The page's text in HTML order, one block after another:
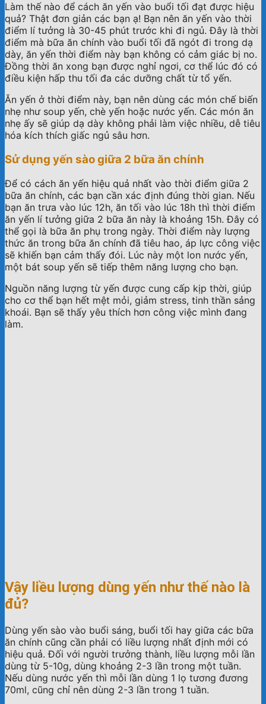
Làm thế nào để cách ăn yến vào buổi tối đạt được hiệu
quả? Thật đơn giản các bạn ạ! Bạn nên ăn yến vào thời
điểm lí tưởng là 30-45 phút trước khi đi ngủ. Đây là thời
điểm mà bữa ăn chính vào buổi tối đã ngót đi trong dạ
dày, ăn yến thời điểm này bạn không có cảm giác bị no.
Đồng thời ăn xong bạn được nghỉ ngơi, cơ thể lúc đó có
điều kiện hấp thu tối đa các dưỡng chất từ tổ yến.
Ăn yến ở thời điểm này, bạn nên dùng các món chế biến
nhẹ như soup yến, chè yến hoặc nước yến. Các món ăn
nhẹ ấy sẽ giúp dạ dày không phải làm việc nhiều, dễ tiêu
hóa kích thích giấc ngủ sâu hơn.
Sử dụng yến sào giữa 2 bữa ăn chính
Để có cách ăn yến hiệu quả nhất vào thời điểm giữa 2
bữa ăn chính, các bạn cần xác định đúng thời gian. Nếu
bạn ăn trưa vào lúc 12h, ăn tối vào lúc 18h thì thời điểm
ăn yến lí tưởng giữa 2 bữa ăn này là khoảng 15h. Đây có
thể gọi là bữa ăn phụ trong ngày. Thời điểm này lượng
thức ăn trong bữa ăn chính đã tiêu hao, áp lực công việc
sẽ khiến bạn cảm thấy đói. Lúc này một lon nước yến,
một bát soup yến sẽ tiếp thêm năng lượng cho bạn.
Nguồn năng lượng từ yến được cung cấp kịp thời, giúp
cho cơ thể bạn hết mệt mỏi, giảm stress, tinh thần sảng
khoái. Bạn sẽ thấy yêu thích hơn công việc mình đang
làm.
Vậy liều lượng dùng yến như thế nào là
đủ?
Dùng yến sào vào buổi sáng, buổi tối hay giữa các bữa
ăn chính cũng cần phải có liều lượng nhất định mới có
hiệu quả. Đối với người trưởng thành, liều lượng mỗi lần
dùng từ 5-10g, dùng khoảng 2-3 lần trong một tuần.
Nếu dùng nước yến thì mỗi lần dùng 1 lọ tương đương
70ml, cũng chỉ nên dùng 2-3 lần trong 1 tuần.